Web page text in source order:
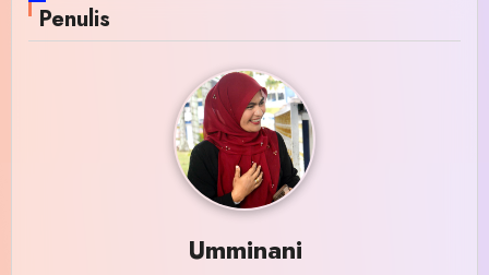
Penulis
Umminani